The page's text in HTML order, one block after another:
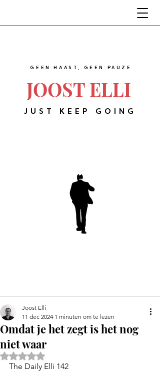
JOOST ELLI
GEEN HAAST, GEEN PAUZE
JUST KEEP GOING
Omdat je het zegt is het nog
niet waar
Joost Elli
11 dec 2024 1 minuten om te lezen
Beoordeeld met NaN uit 5 sterren.
The Daily Elli 142